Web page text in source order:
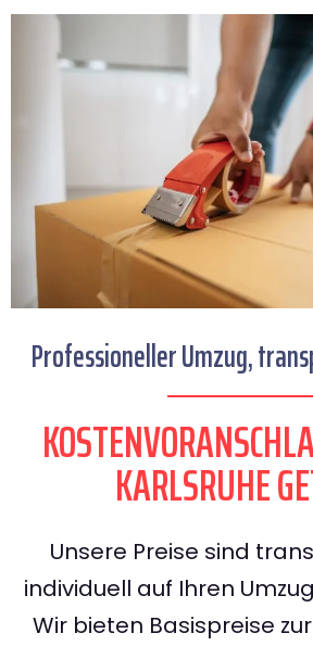
Professioneller Umzug,
KARLSRUHE
Unsere Preise sind
individuell auf Ihren
Wir bieten Basispreise